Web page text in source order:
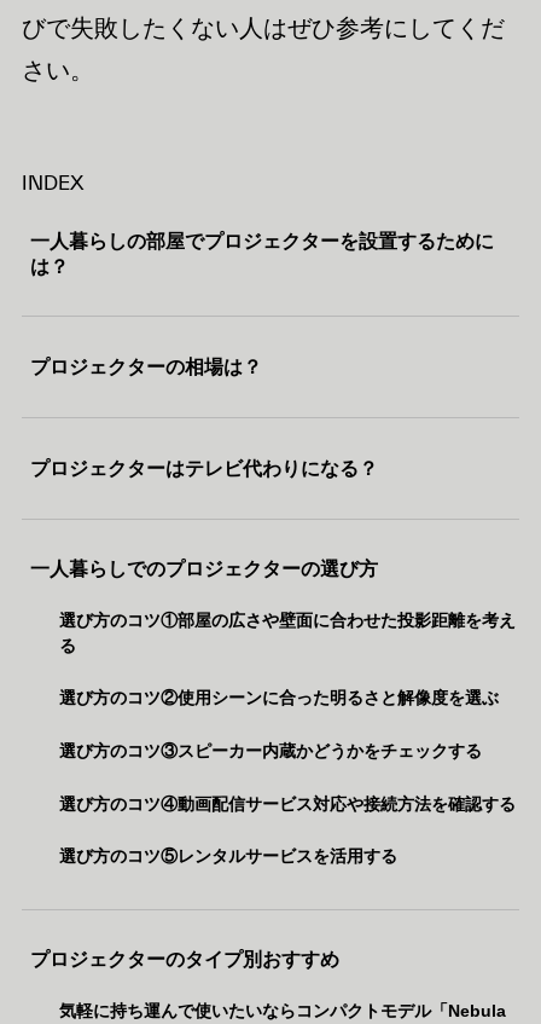
びで失敗したくない人はぜひ参考にしてくだ
さい。
INDEX
一人暮らしの部屋でプロジェクターを設置するために
は？
プロジェクターの相場は？
プロジェクターはテレビ代わりになる？
一人暮らしでのプロジェクターの選び方
選び方のコツ①部屋の広さや壁面に合わせた投影距離を考え
る
選び方のコツ②使用シーンに合った明るさと解像度を選ぶ
選び方のコツ③スピーカー内蔵かどうかをチェックする
選び方のコツ④動画配信サービス対応や接続方法を確認する
選び方のコツ⑤レンタルサービスを活用する
プロジェクターのタイプ別おすすめ
気軽に持ち運んで使いたいならコンパクトモデル「Nebula